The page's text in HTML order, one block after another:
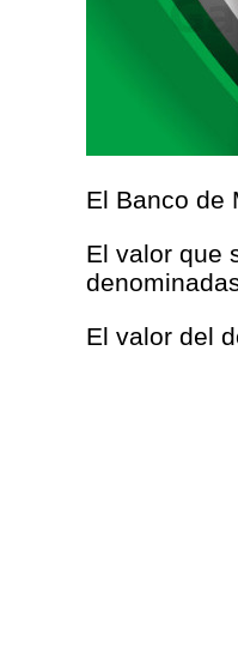
El Banco de
El valor que
El valor del